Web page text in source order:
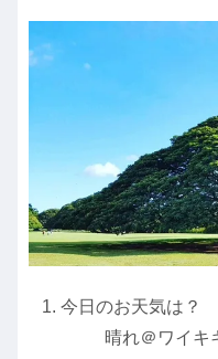
今日のお天気は？
晴れ＠ワイキ